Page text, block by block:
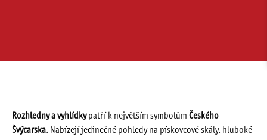
Rozhledny a vyhlídkypatří k největším symbolům Českého
Švýcarska. Nabízejí jedinečné pohledy na pískovcové skály, hluboké